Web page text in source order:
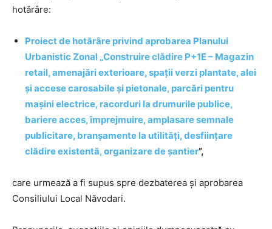
hotărâre:
Proiect de hotărâre privind aprobarea Planului
Urbanistic Zonal „Construire clădire P+1E – Magazin
retail, amenajări exterioare, spații verzi plantate, alei
și accese carosabile și pietonale, parcări pentru
mașini electrice, racorduri la drumurile publice,
bariere acces, împrejmuire, amplasare semnale
publicitare, branșamente la utilități, desființare
clădire existentă, organizare de șantier”,
care urmează a fi supus spre dezbaterea și aprobarea
Consiliului Local Năvodari.